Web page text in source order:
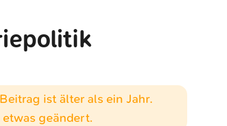
ist älter als ein Jahr.
geändert.